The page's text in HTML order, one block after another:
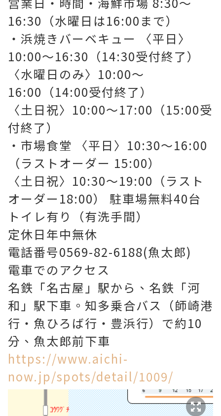
16:30（水曜日は16:00まで）
・浜焼きバーベキュー 〈平日〉
10:00～16:30（14:30受付終了）
〈水曜日のみ〉10:00〜
16:00（14:00受付終了）
〈土日祝〉10:00～17:00（15:00受
付終了）
・市場食堂 〈平日〉10:30～16:00
（ラストオーダー 15:00）
〈土日祝〉10:30～19:00（ラスト
オーダー18:00） 駐車場無料40台
トイレ有り（有洗手間）
定休日年中無休
電話番号0569-82-6188(魚太郎)
電車でのアクセス
名鉄「名古屋」駅から、名鉄「河
和」駅下車。知多乗合バス（師崎港
行・魚ひろば行・豊浜行）で約10
分、魚太郎前下車
https://www.aichi-
now.jp/spots/detail/1009/